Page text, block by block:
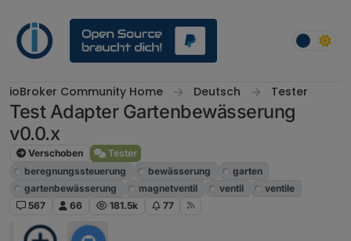
ioBroker Community Home Deutsch Tester
Test Adapter Gartenbewässerung
v0.0.x
Verschoben
Tester
beregnungssteuerung
bewässerung
garten
gartenbewässerung
magnetventil ventil
ventile
567
66 181.5k 77